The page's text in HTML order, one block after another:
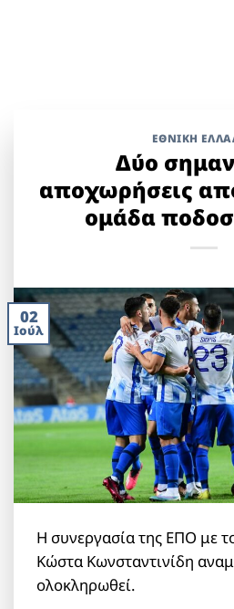
ΕΘΝΙΚΉ
Δύο
αποχωρήσεις
ομάδα
02
Ιούλ
H συνεργασία της ΕΠΟ με
Κώστα Κωνσταντινίδη
ολοκληρωθεί.